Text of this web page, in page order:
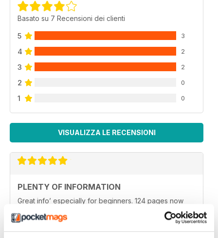
Basato su 7 Recensioni dei clienti
5 3
4 2
3 2
2 0
1 0
VISUALIZZA LE RECENSIONI
PLENTY OF INFORMATION
Great info’ especially for beginners. 124 pages now
Recensito 23 agosto 2022